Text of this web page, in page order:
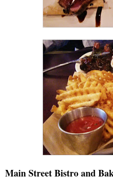
Main Street Bistro and